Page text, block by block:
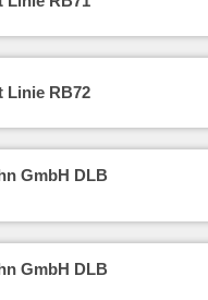
Linie RB72
GmbH DLB
GmbH DLB